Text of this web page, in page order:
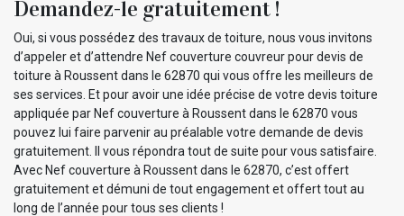
Demandez-le gratuitement !
Oui, si vous possédez des travaux de toiture, nous vous invitons
d’appeler et d’attendre Nef couverture couvreur pour devis de
toiture à Roussent dans le 62870 qui vous offre les meilleurs de
ses services. Et pour avoir une idée précise de votre devis toiture
appliquée par Nef couverture à Roussent dans le 62870 vous
pouvez lui faire parvenir au préalable votre demande de devis
gratuitement. Il vous répondra tout de suite pour vous satisfaire.
Avec Nef couverture à Roussent dans le 62870, c’est offert
gratuitement et démuni de tout engagement et offert tout au
long de l’année pour tous ses clients !